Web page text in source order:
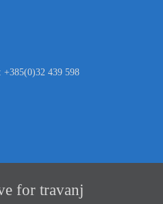
+385(0)32 439 598
for travanj